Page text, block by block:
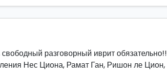
разговорный иврит обязательно!!
Нес Циона, Рамат Ган, Ришон ле Цион,